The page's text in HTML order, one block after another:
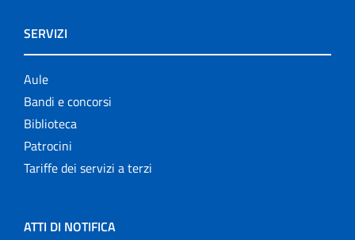
SERVIZI
Aule
Bandi e concorsi
Biblioteca
Patrocini
Tariffe dei servizi a terzi
ATTI DI NOTIFICA